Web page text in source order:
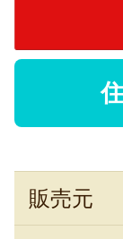
販売元